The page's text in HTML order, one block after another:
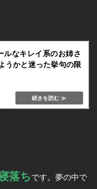
ルなキレイ系のお姉さ
うかと迷った挙句の限
落ち です。夢の中で